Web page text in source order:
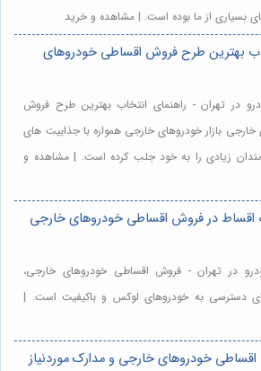
بسیاری از ما بوده است. | مشاهده و خرید
بهترین طرح فروش اقساطی خودروهای
در تهران - راهنمای انتخاب بهترین طرح فروش
بازار خودروهای خارجی همواره با جذابیت های
زیادی را به خود جلب کرده است. | مشاهده و
اقساط در فروش اقساطی خودروهای خارجی
در تهران - فروش اقساطی خودروهای خارجی،
دسترسی به خودروهای لوکس و باکیفیت است. |
خودروهای خارجی و مدارک موردنیاز